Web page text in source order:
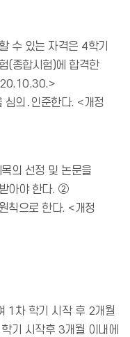
수 있는 자격은 4학기
(종합시험)에 합격한
의․인준한다. <개정
의 선정 및 논문을
아야 한다. ②
칙으로 한다. <개정
1차 학기 시작 후 2개월
기 시작후 3개월 이내에